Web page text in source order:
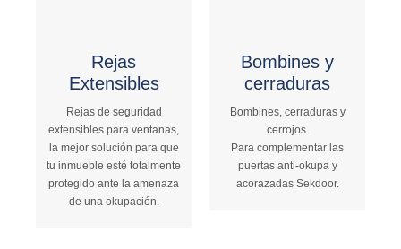
Rejas
Extensibles
Rejas de seguridad
extensibles para ventanas,
la mejor solución para que
tu inmueble esté totalmente
protegido ante la amenaza
de una okupación.
Bombines y
cerraduras
Bombines, cerraduras y
cerrojos.
Para complementar las
puertas anti-okupa y
acorazadas Sekdoor.